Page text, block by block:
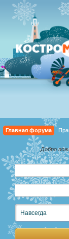
Главная форума
Добро